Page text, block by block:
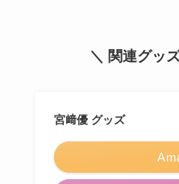
＼ 関連グッ
宮﨑優 グッズ